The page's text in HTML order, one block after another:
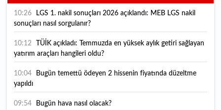
10:26
sonuçları nasıl sorgulanır?
10:12
yatırım araçları hangileri oldu?
10:04
yapıldı
09:54 Bugün hava nasıl olacak?